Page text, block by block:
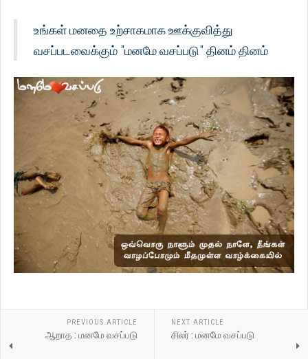
உங்கள் மனதை உற்சாகமாக ஊக்குவித்து
வசப்படவைக்கும் "மனமே வசப்படு" தினம் தினம்
PREVIOUS ARTICLE
ஆறாத : மனமே வசப்படு
NEXT ARTICLE
சிலர் : மனமே வசப்படு